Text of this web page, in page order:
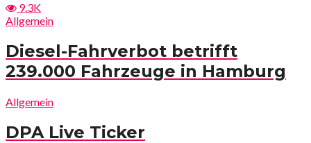
9.3K
Allgemein
Diesel-Fahrverbot betrifft
239.000 Fahrzeuge in Hamburg
Allgemein
DPA Live Ticker